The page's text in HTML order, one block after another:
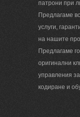
патрони при
Предлагаме
услуги,
на нашите
Предлагаме
оригинални
управления
кодиране и